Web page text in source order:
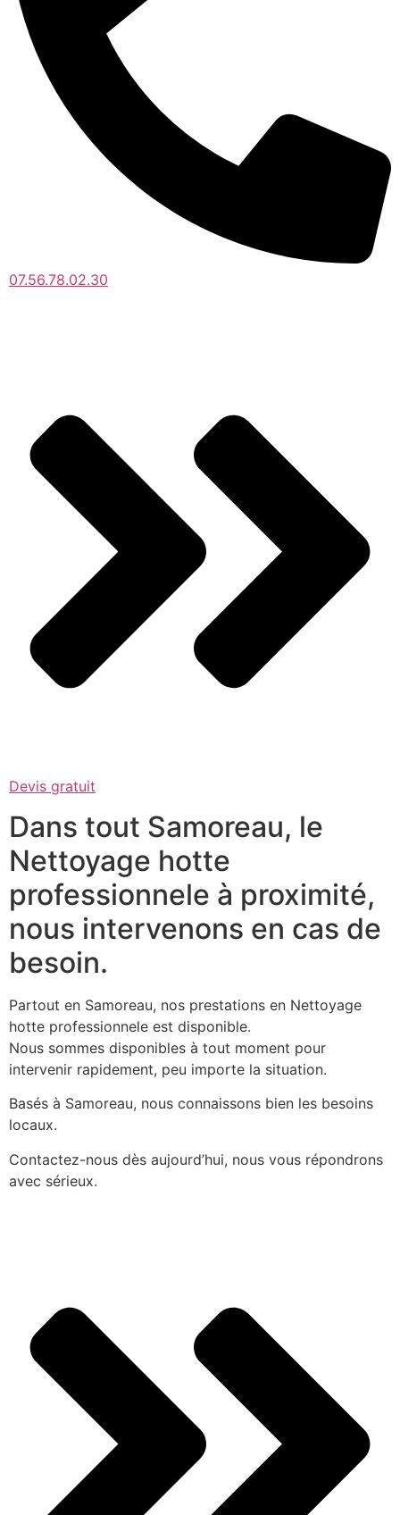
07.56.78.02.30
Devis gratuit
Dans tout Samoreau, le
Nettoyage hotte
professionnele à proximité,
nous intervenons en cas de
besoin.
Partout en Samoreau, nos prestations en Nettoyage
hotte professionnele est disponible.
Nous sommes disponibles à tout moment pour
intervenir rapidement, peu importe la situation.
Basés à Samoreau, nous connaissons bien les besoins
locaux.
Contactez-nous dès aujourd’hui, nous vous répondrons
avec sérieux.